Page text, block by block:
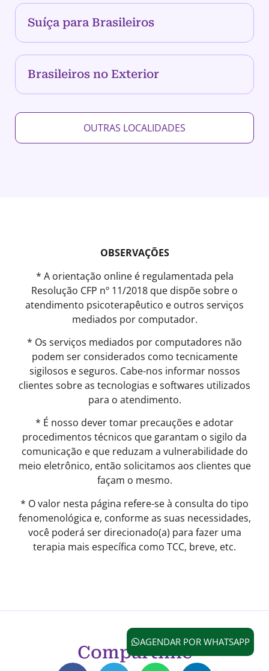
Suíça para Brasileiros
Brasileiros no Exterior
OUTRAS LOCALIDADES
OBSERVAÇÕES
* A orientação online é regulamentada pela
Resolução CFP nº 11/2018 que dispõe sobre o
atendimento psicoterapêutico e outros serviços
mediados por computador.
* Os serviços mediados por computadores não
podem ser considerados como tecnicamente
sigilosos e seguros. Cabe-nos informar nossos
clientes sobre as tecnologias e softwares utilizados
para o atendimento.
* É nosso dever tomar precauções e adotar
procedimentos técnicos que garantam o sigilo da
comunicação e que reduzam a vulnerabilidade do
meio eletrônico, então solicitamos aos clientes que
façam o mesmo.
* O valor nesta página refere-se à consulta do tipo
fenomenológica e, conforme as suas necessidades,
você poderá ser direcionado(a) para fazer uma
terapia mais específica como TCC, breve, etc.
Compartilhe
AGENDAR POR WHATSAPP